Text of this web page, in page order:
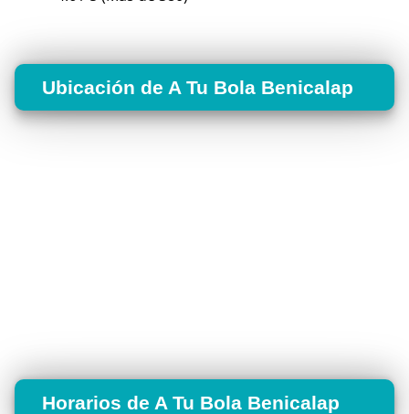
Ubicación de A Tu Bola Benicalap
Horarios de A Tu Bola Benicalap